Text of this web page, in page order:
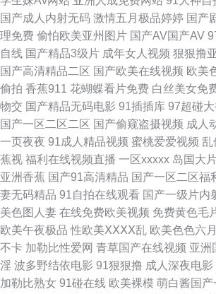
福利社 四虎影库av 日本天堂网 欧美少妇A级片 激情
区 91在线视屏 91黑丝在线观看 在线播放黑丝高潮
人影院 51视屏 韩国av在线网址 久久人体视频 福利
熟女旧板 韩韩韩日日高清 欧美传媒碰 日本做爱暖
11 三级片午夜剧场 男人天堂成人网 久久青青五月婷
妻 91大神导航 草草日干视频 玖玖资源总站 欧美人
A片人妖 欧美久草网 午夜剧场污 在线a久青草视频
视频 人妖射精视频 日韩人妻无码久久 国产tv精品 男
国产成人内射无码 激情五月极品婷婷 国产
理免费 偷怕欧美亚州图片 国产AV国产AV
自线 国产精品3级片 成年女人视频 狠狠撸
国产高清精品二区 国产欧美在线视频 欧美
偷拍 香蕉911 花蝴蝶看片免费 白丝美女免
物交 国产精品无码电影 91插插库 97超碰
国产一区二区二区 国产偷窥盗摄视频 成人
一页夜夜 91成人精品视频 蜜桃爱爱视频 乱
蕉视 福利在线视频直播 一区xxxxx 岛国大
亚洲香蕉 国产91高清精品 国产一区二区福
妻无码精品 91自拍在线观看 国产一级片内
美色图人妻 在线免费欧美视频 免费黄色毛
欧美午夜极品 性欧美ⅩⅩⅩⅩ乱 欧美色色六
不卡 加勒比性爱网 青草国产在线视频 亚洲
淫 波多野结依电影 91狠狠撸 成人深夜电影
加勒比熟女 91碰在线 欧美裸模 萌白酱国产